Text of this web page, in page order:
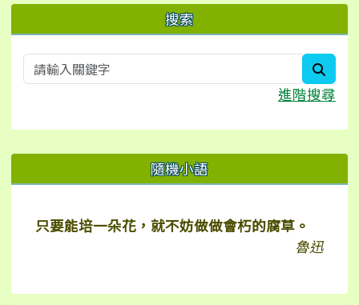
搜索
進階搜尋
右邊區域內容 隨機小語
只要能培一朵花，就不妨做做會朽的腐草。
魯迅